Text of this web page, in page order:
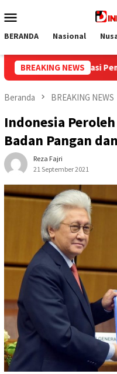
ke
Mobile
BERANDA Nasional
BREAKING NEWS
Binaan Bangun
Beranda BREAKING NEWS
Indonesia
Badan Pangan
Reza Fajri
21 September 2021